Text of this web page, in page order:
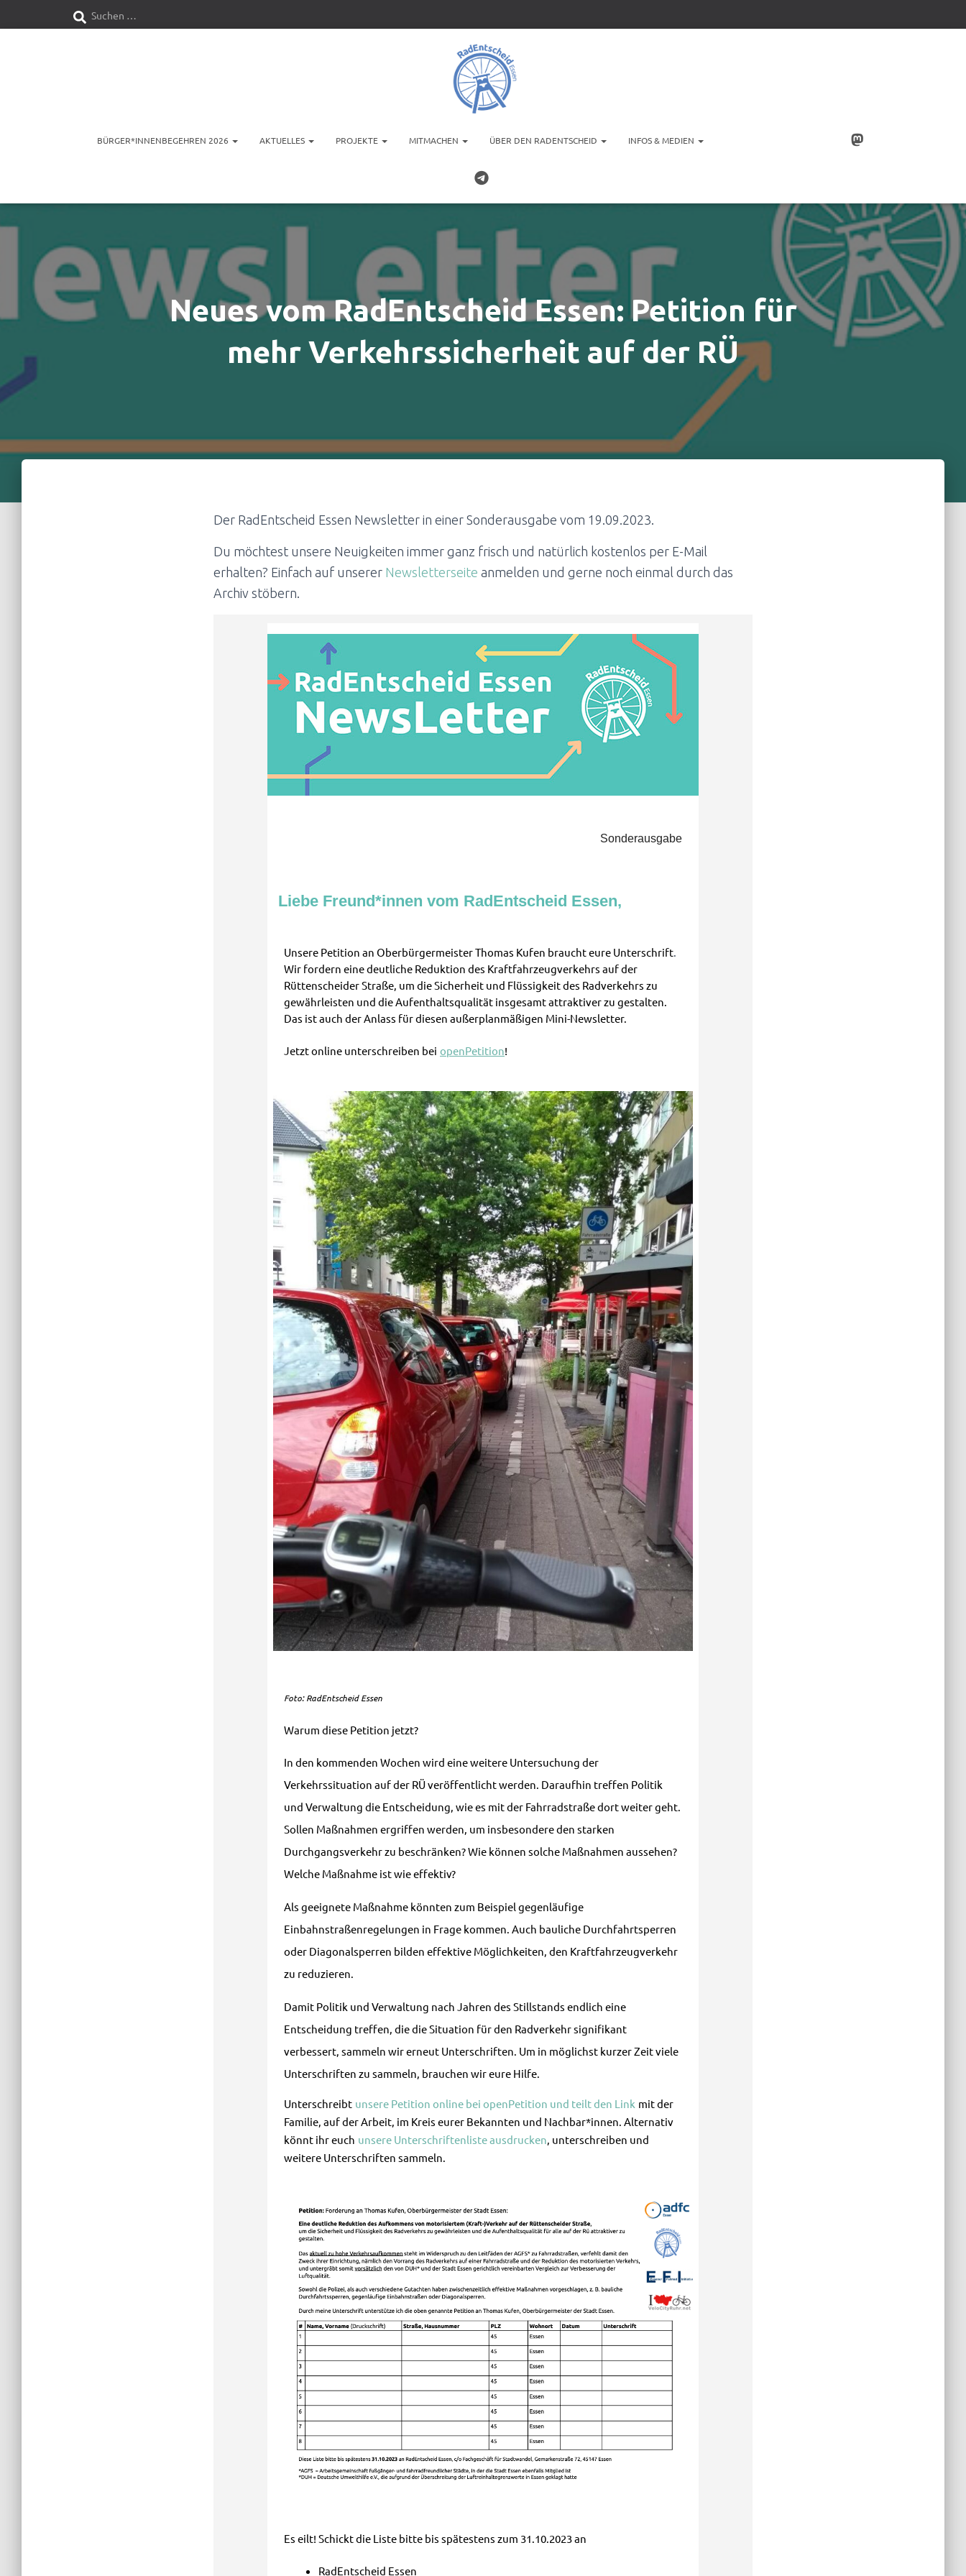
S
h
:
Suchen …
BÜRGER*INNENBEGEHREN 2026 AKTUELLES PROJEKTE MITMACHEN ÜBER DEN RADENTSCHEID INFOS & MEDIEN
Neues vom RadEntscheid Essen: Petition für
mehr Verkehrssicherheit auf der RÜ
Der RadEntscheid Essen Newsletter in einer Sonderausgabe vom 19.09.2023.
Du möchtest unsere Neuigkeiten immer ganz frisch und natürlich kostenlos per E-Mail
erhalten? Einfach auf unserer Newsletterseite anmelden und gerne noch einmal durch das
Archiv stöbern.
Sonderausgabe
Liebe Freund*innen vom RadEntscheid Essen,
Unsere Petition an Oberbürgermeister Thomas Kufen braucht eure Unterschrift.
Wir fordern eine deutliche Reduktion des Kraftfahrzeugverkehrs auf der
Rüttenscheider Straße, um die Sicherheit und Flüssigkeit des Radverkehrs zu
gewährleisten und die Aufenthaltsqualität insgesamt attraktiver zu gestalten.
Das ist auch der Anlass für diesen außerplanmäßigen Mini-Newsletter.
Jetzt online unterschreiben bei openPetition!
Foto: RadEntscheid Essen
Warum diese Petition jetzt?
In den kommenden Wochen wird eine weitere Untersuchung der
Verkehrssituation auf der RÜ veröffentlicht werden. Daraufhin treffen Politik
und Verwaltung die Entscheidung, wie es mit der Fahrradstraße dort weiter geht.
Sollen Maßnahmen ergriffen werden, um insbesondere den starken
Durchgangsverkehr zu beschränken? Wie können solche Maßnahmen aussehen?
Welche Maßnahme ist wie effektiv?
Als geeignete Maßnahme könnten zum Beispiel gegenläufige
Einbahnstraßenregelungen in Frage kommen. Auch bauliche Durchfahrtsperren
oder Diagonalsperren bilden effektive Möglichkeiten, den Kraftfahrzeugverkehr
zu reduzieren.
Damit Politik und Verwaltung nach Jahren des Stillstands endlich eine
Entscheidung treffen, die die Situation für den Radverkehr signifikant
verbessert, sammeln wir erneut Unterschriften. Um in möglichst kurzer Zeit viele
Unterschriften zu sammeln, brauchen wir eure Hilfe.
Unterschreibt unsere Petition online bei openPetition und teilt den Link mit der
Familie, auf der Arbeit, im Kreis eurer Bekannten und Nachbar*innen. Alternativ
könnt ihr euch unsere Unterschriftenliste ausdrucken, unterschreiben und
weitere Unterschriften sammeln.
Es eilt! Schickt die Liste bitte bis spätestens zum 31.10.2023 an
RadEntscheid Essen